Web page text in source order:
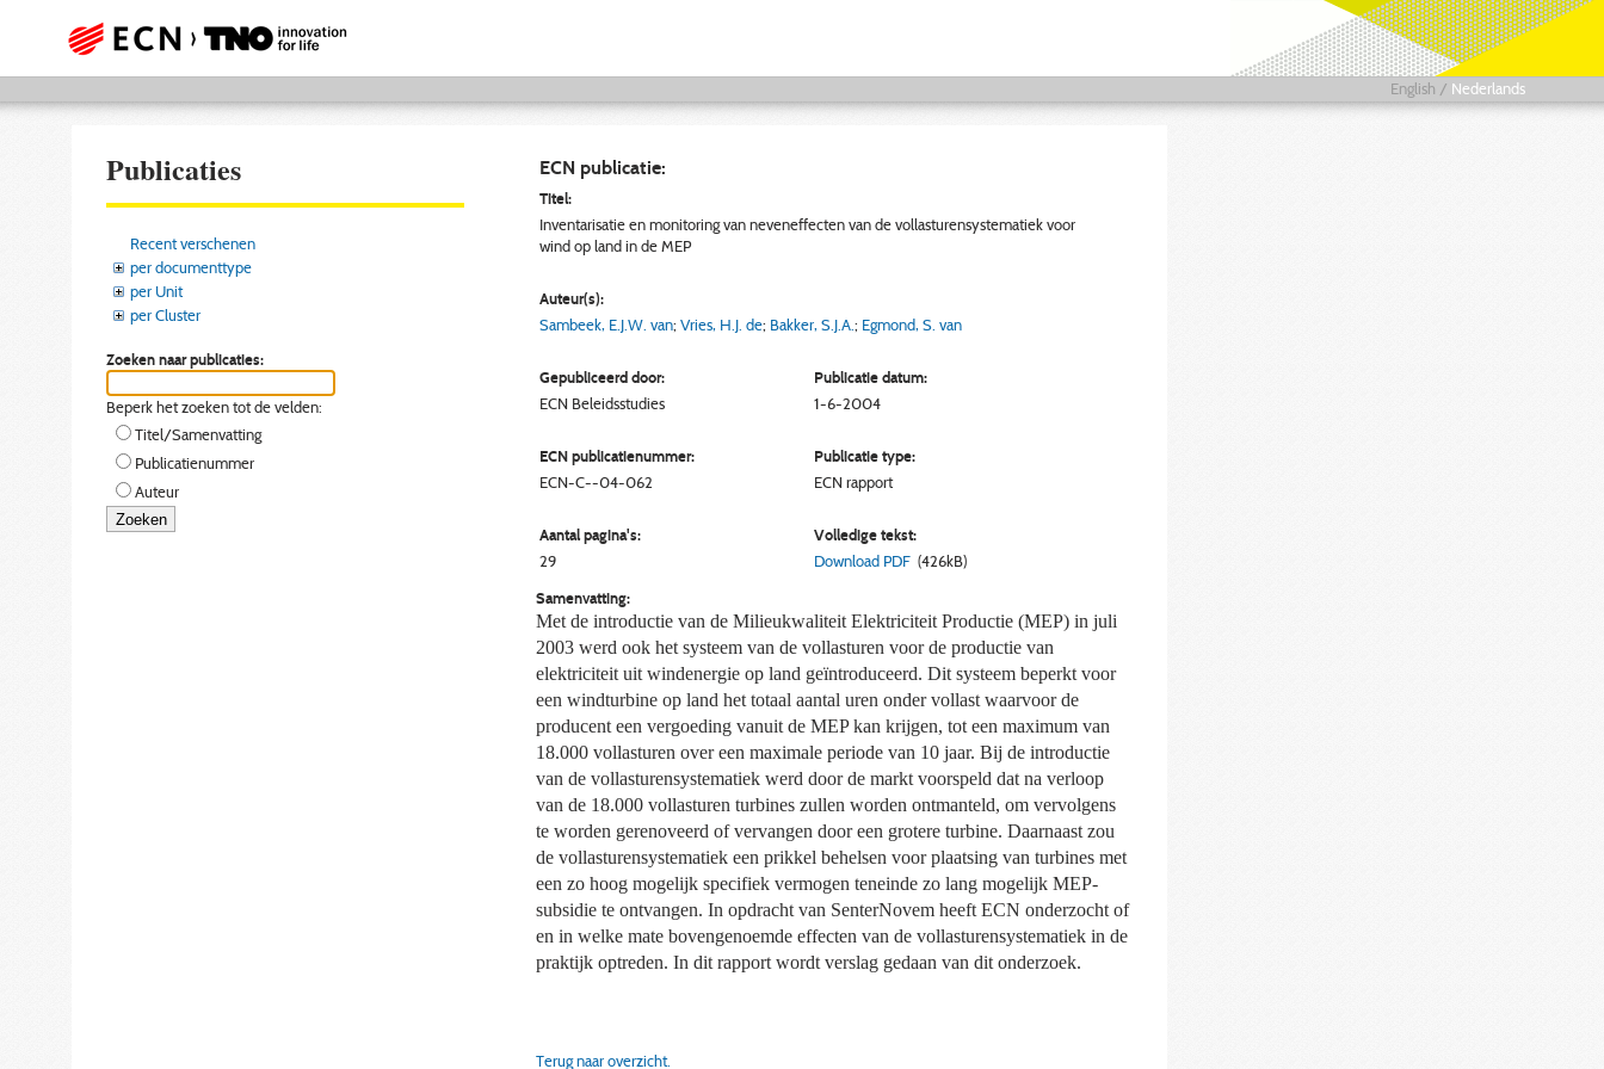
English / Nederlands
Publicaties
Recent verschenen
per documenttype
per Unit
per Cluster
Zoeken naar publicaties:
Beperk het zoeken tot de velden:
Titel/Samenvatting
Publicatienummer
Auteur
ECN publicatie:
Titel:
Inventarisatie en monitoring van neveneffecten van de vollasturensystematiek voor
wind op land in de MEP
Auteur(s):
Sambeek, E.J.W. van; Vries, H.J. de; Bakker, S.J.A.; Egmond, S. van
Gepubliceerd door:
Publicatie datum:
ECN Beleidsstudies 1-6-2004
ECN publicatienummer:
Publicatie type:
ECN-C--04-062
ECN rapport
Aantal pagina's:
Volledige tekst:
29
Download PDF (426kB)
Samenvatting:
Met de introductie van de Milieukwaliteit Elektriciteit Productie (MEP) in juli
2003 werd ook het systeem van de vollasturen voor de productie van
elektriciteit uit windenergie op land geïntroduceerd. Dit systeem beperkt voor
een windturbine op land het totaal aantal uren onder vollast waarvoor de
producent een vergoeding vanuit de MEP kan krijgen, tot een maximum van
18.000 vollasturen over een maximale periode van 10 jaar. Bij de introductie
van de vollasturensystematiek werd door de markt voorspeld dat na verloop
van de 18.000 vollasturen turbines zullen worden ontmanteld, om vervolgens
te worden gerenoveerd of vervangen door een grotere turbine. Daarnaast zou
de vollasturensystematiek een prikkel behelsen voor plaatsing van turbines met
een zo hoog mogelijk specifiek vermogen teneinde zo lang mogelijk MEP-
subsidie te ontvangen. In opdracht van SenterNovem heeft ECN onderzocht of
en in welke mate bovengenoemde effecten van de vollasturensystematiek in de
praktijk optreden. In dit rapport wordt verslag gedaan van dit onderzoek.
Terug naar overzicht.